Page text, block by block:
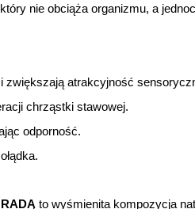
nie obciąża organizmu, a
zwiększają atrakcyjność
chrząstki stawowej.
odporność.
to wyśmienita kompozycja